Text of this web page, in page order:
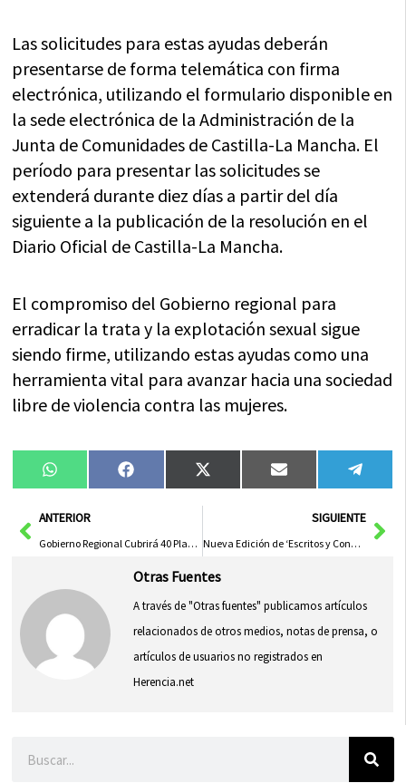
Las solicitudes para estas ayudas deberán
presentarse de forma telemática con firma
electrónica, utilizando el formulario disponible en
la sede electrónica de la Administración de la
Junta de Comunidades de Castilla-La Mancha. El
período para presentar las solicitudes se
extenderá durante diez días a partir del día
siguiente a la publicación de la resolución en el
Diario Oficial de Castilla-La Mancha.
El compromiso del Gobierno regional para
erradicar la trata y la explotación sexual sigue
siendo firme, utilizando estas ayudas como una
herramienta vital para avanzar hacia una sociedad
libre de violencia contra las mujeres.
Compartir
en
WhatsAppCompartir
en
FacebookCompartir
en
X
(Twitter)
Compartir
en
Email
en
AntANTERIOR
Gobierno Regional Cubrirá 40 Plazas de Policía Local en 22 Ayuntamientos Mediante Encomienda a la Junta de Comunidades
SIGUIENTE
Nueva Edición de ‘Escritos y Conversaciones’ por la Fundación Torner y el Consorcio de Cuenca
Otras Fuentes
A través de "Otras fuentes" publicamos artículos
relacionados de otros medios, notas de prensa, o
artículos de usuarios no registrados en
Herencia.net